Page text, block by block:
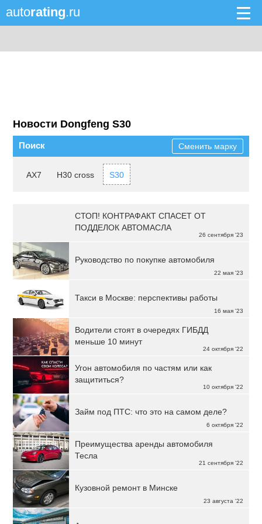
autorating.ru
Новости Dongfeng S30
Поиск Сменить марку
AX7 H30 cross S30
26 сентября '23
СТОП! КОНТРАФАКТ СПАСЕТ ОТ
ПОДДЕЛОК АВТОМАСЛА
22 мая '23
Руководство по покупке автомобиля
16 мая '23
Такси в Москве: перспективы работы
24 октября '22
Водители стоят в очередях ГИБДД
меньше 10 минут
10 октября '22
Угон автомобиля по частям или как
защититься?
6 октября '22
Займ под ПТС: что это на самом деле?
21 сентября '22
Преимущества аренды автомобиля
Тесла
23 августа '22
Кузовной ремонт в Минске